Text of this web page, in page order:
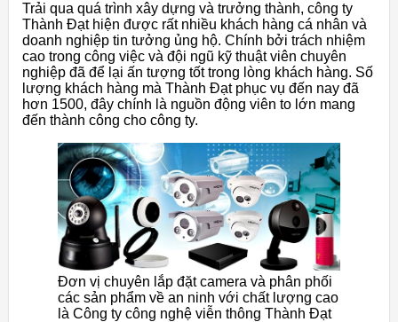
Trải qua quá trình xây dựng và trưởng thành, công ty
Thành Đạt hiện được rất nhiều khách hàng cá nhân và
doanh nghiệp tin tưởng ủng hộ. Chính bởi trách nhiệm
cao trong công việc và đội ngũ kỹ thuật viên chuyên
nghiệp đã để lại ấn tượng tốt trong lòng khách hàng. Số
lượng khách hàng mà Thành Đạt phục vụ đến nay đã
hơn 1500, đây chính là nguồn động viên to lớn mang
đến thành công cho công ty.
Đơn vị chuyên lắp đặt camera và phân phối
các sản phẩm về an ninh với chất lượng cao
là Công ty công nghệ viễn thông Thành Đạt